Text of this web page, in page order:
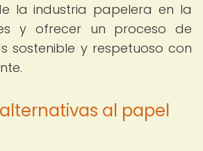
la industria papelera en la
y ofrecer un proceso de
sostenible y respetuoso con
al papel